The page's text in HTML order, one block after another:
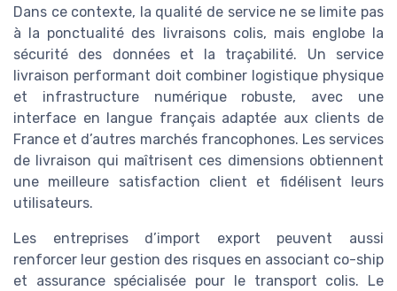
Dans ce contexte, la qualité de service ne se limite pas
à la ponctualité des livraisons colis, mais englobe la
sécurité des données et la traçabilité. Un service
livraison performant doit combiner logistique physique
et infrastructure numérique robuste, avec une
interface en langue français adaptée aux clients de
France et d’autres marchés francophones. Les services
de livraison qui maîtrisent ces dimensions obtiennent
une meilleure satisfaction client et fidélisent leurs
utilisateurs.
Les entreprises d’import export peuvent aussi
renforcer leur gestion des risques en associant co-ship
et assurance spécialisée pour le transport colis. Le